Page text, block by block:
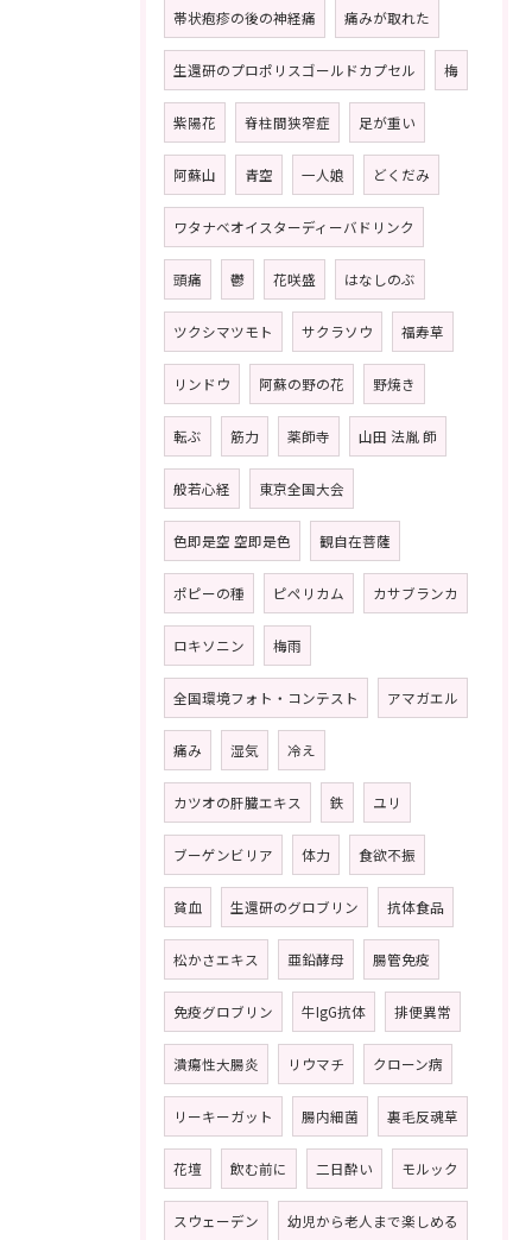
帯状疱疹の後の神経痛 痛みが取れた
生還研のプロポリスゴールドカプセル 梅
紫陽花 脊柱間狭窄症 足が重い
阿蘇山 青空 一人娘 どくだみ
ワタナベオイスターディーバドリンク
頭痛 鬱 花咲盛 はなしのぶ
ツクシマツモト サクラソウ 福寿草
リンドウ 阿蘇の野の花 野焼き
転ぶ 筋力 薬師寺 山田 法胤 師
般若心経 東京全国大会
色即是空 空即是色 観自在菩薩
ポピーの種 ピペリカム カサブランカ
ロキソニン 梅雨
全国環境フォト・コンテスト アマガエル
痛み 湿気 冷え
カツオの肝臓エキス 鉄 ユリ
ブーゲンビリア 体力 食欲不振
貧血 生還研のグロブリン 抗体食品
松かさエキス 亜鉛酵母 腸管免疫
免疫グロブリン 牛IgG抗体 排便異常
潰瘍性大腸炎 リウマチ クローン病
リーキーガット 腸内細菌 裏毛反魂草
花壇 飲む前に 二日酔い モルック
スウェーデン 幼児から老人まで楽しめる